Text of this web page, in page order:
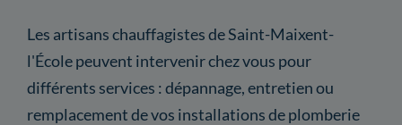
Les artisans chauffagistes de Saint-Maixent-
l'École peuvent intervenir chez vous pour
différents services : dépannage, entretien ou
remplacement de vos installations de plomberie